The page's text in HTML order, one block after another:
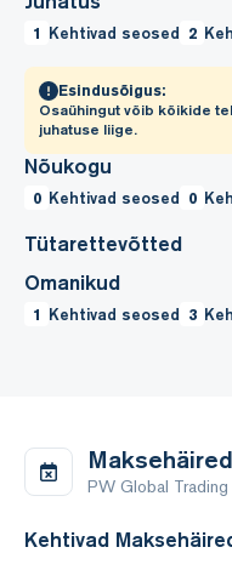
1 Kehtivad seosed 2
Esindusõigus:
Osaühingut võib kõikide
juhatuse liige.
Nõukogu
0 Kehtivad seosed 0
Tütarettevõtted
Omanikud
1 Kehtivad seosed 3
Maksehäired
PW Global Trading
Kehtivad